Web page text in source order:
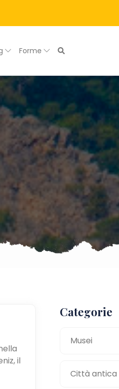
Forme
il
Categorie
Musei
Città antica